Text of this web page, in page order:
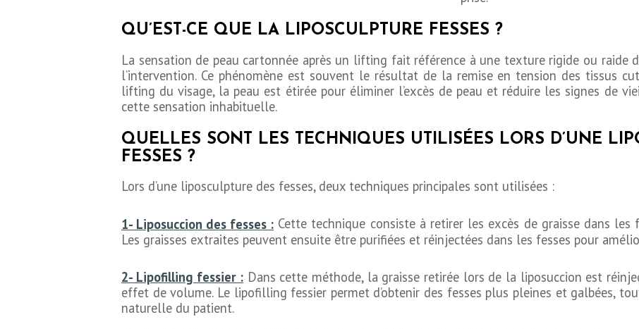
CHIRURGIE
ESTHÉTIQUE
QU’EST-CE QUE LA LIPOSCULPTURE FESSES ?
La sensation de peau cartonnée après un lifting fait référence à une texture rigide ou raide
l’intervention. Ce phénomène est souvent le résultat de la remise en tension des tissus
lifting du visage, la peau est étirée pour éliminer l’excès de peau et réduire les signes de
cette sensation inhabituelle.
QUELLES SONT LES TECHNIQUES UTILISÉES LORS D’UNE
FESSES ?
Lors d’une liposculpture des fesses, deux techniques principales sont utilisées :
1- Liposuccion des fesses : Cette technique consiste à retirer les excès de graisse dans les
Les graisses extraites peuvent ensuite être purifiées et réinjectées dans les fesses pour
2- Lipofilling fessier : Dans cette méthode, la graisse retirée lors de la liposuccion est
effet de volume. Le lipofilling fessier permet d’obtenir des fesses plus pleines et galbées,
naturelle du patient.